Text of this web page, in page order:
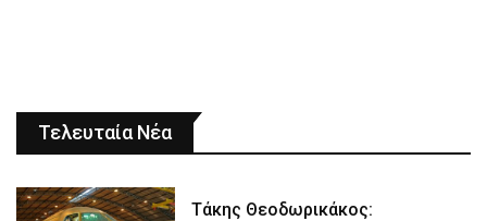
Τελευταία Νέα
Τάκης Θεοδωρικάκος: